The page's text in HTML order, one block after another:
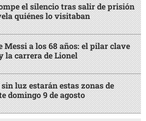
el silencio tras salir de prisión
quiénes lo visitaban
Messi a los 68 años: el pilar clave
la carrera de Lionel
luz estarán estas zonas de
domingo 9 de agosto